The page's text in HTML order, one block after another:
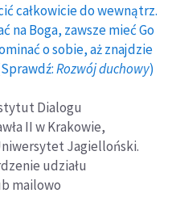
całkowicie do wewnątrz.
na Boga, zawsze mieć Go
o sobie, aż znajdzie
Rozwój duchowy)
Dialogu
II w Krakowie,
Jagielloński.
udziału
mailowo